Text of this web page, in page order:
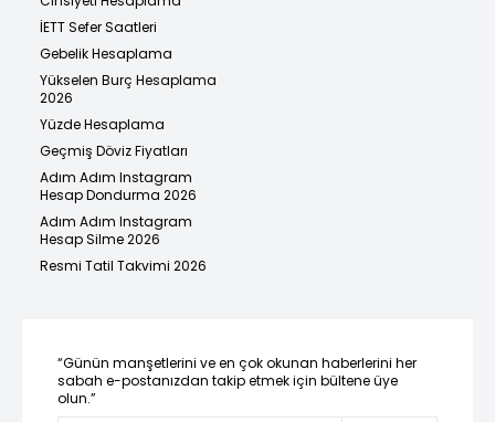
İETT Sefer Saatleri
Gebelik Hesaplama
Yükselen Burç Hesaplama
2026
Yüzde Hesaplama
Geçmiş Döviz Fiyatları
Adım Adım Instagram
Hesap Dondurma 2026
Adım Adım Instagram
Hesap Silme 2026
Resmi Tatil Takvimi 2026
“Günün manşetlerini ve en çok okunan haberlerini her
sabah e-postanızdan takip etmek için bültene üye
olun.”